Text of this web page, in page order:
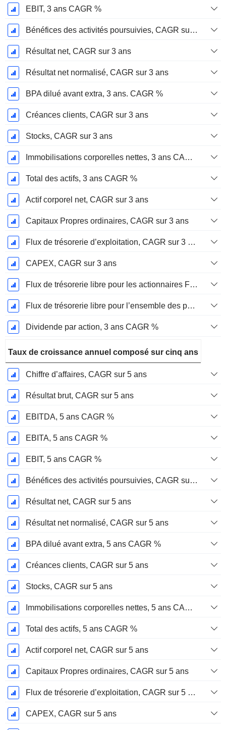
EBIT, 3 ans CAGR %
Bénéfices des activités poursuivies, CAGR sur 3 ans
Résultat net, CAGR sur 3 ans
Résultat net normalisé, CAGR sur 3 ans
BPA dilué avant extra, 3 ans. CAGR %
Créances clients, CAGR sur 3 ans
Stocks, CAGR sur 3 ans
Immobilisations corporelles nettes, 3 ans CAGR %
Total des actifs, 3 ans CAGR %
Actif corporel net, CAGR sur 3 ans
Capitaux Propres ordinaires, CAGR sur 3 ans
Flux de trésorerie d’exploitation, CAGR sur 3 ans
CAPEX, CAGR sur 3 ans
Flux de trésorerie libre pour les actionnaires FCFE, CAGR sur 3 ans
Flux de trésorerie libre pour l’ensemble des pourvoyeurs de fonds (créanciers et actionnaires) FCFF, CAGR sur 3 ans
Dividende par action, 3 ans CAGR %
Taux de croissance annuel composé sur cinq ans
Chiffre d’affaires, CAGR sur 5 ans
Résultat brut, CAGR sur 5 ans
EBITDA, 5 ans CAGR %
EBITA, 5 ans CAGR %
EBIT, 5 ans CAGR %
Bénéfices des activités poursuivies, CAGR sur 5 ans
Résultat net, CAGR sur 5 ans
Résultat net normalisé, CAGR sur 5 ans
BPA dilué avant extra, 5 ans CAGR %
Créances clients, CAGR sur 5 ans
Stocks, CAGR sur 5 ans
Immobilisations corporelles nettes, 5 ans CAGR %
Total des actifs, 5 ans CAGR %
Actif corporel net, CAGR sur 5 ans
Capitaux Propres ordinaires, CAGR sur 5 ans
Flux de trésorerie d’exploitation, CAGR sur 5 ans
CAPEX, CAGR sur 5 ans